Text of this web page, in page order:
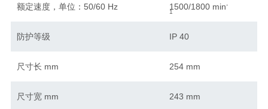
额定速度，单位：50/60 Hz 1500/1800 min-
1
防护等级 IP 40
尺寸长 mm 254 mm
尺寸宽 mm 243 mm